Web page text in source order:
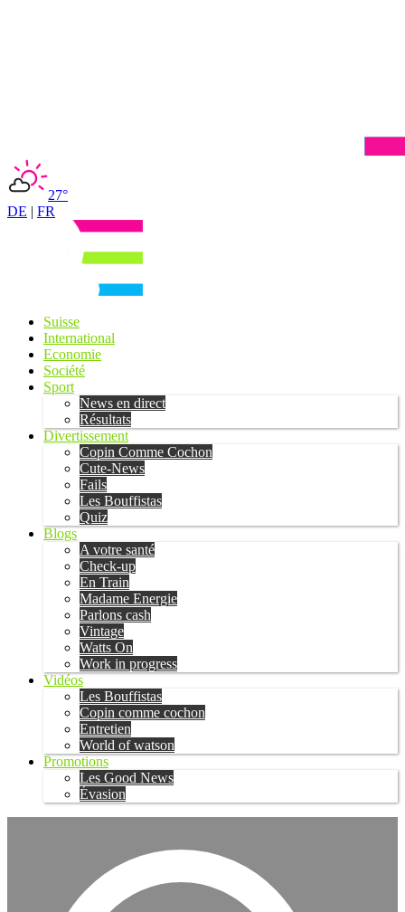
27°
DE | FR
Suisse
International
Economie
Société
Sport
News en direct
Résultats
Divertissement
Copin Comme Cochon
Cute-News
Fails
Les Bouffistas
Quiz
Blogs
A votre santé
Check-up
En Train
Madame Energie
Parlons cash
Vintage
Watts On
Work in progress
Vidéos
Les Bouffistas
Copin comme cochon
Entretien
World of watson
Promotions
Les Good News
Évasion